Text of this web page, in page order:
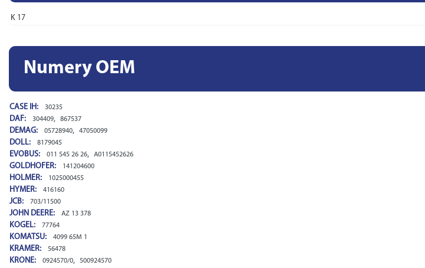
K 17
Numery OEM
CASE IH: 30235
DAF: 304409, 867537
DEMAG: 05728940, 47050099
DOLL: 8179045
EVOBUS: 011 545 26 26, A0115452626
GOLDHOFER: 141204600
HOLMER: 1025000455
HYMER: 416160
JCB: 703/11500
JOHN DEERE: AZ 13 378
KOGEL: 77764
KOMATSU: 4099 65M 1
KRAMER: 56478
KRONE: 0924570/0, 500924570